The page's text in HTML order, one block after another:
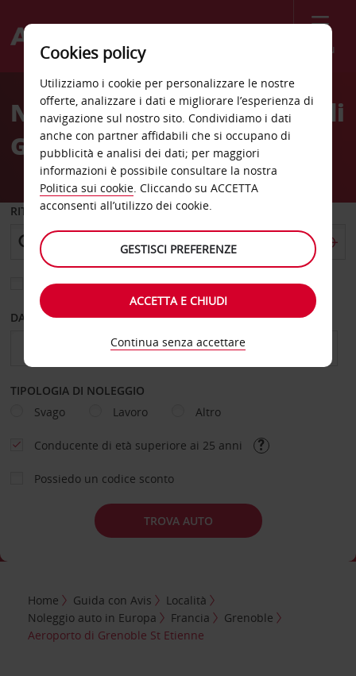
Menù
Welcome
AvisNoleggio auto Aeroporto di
Grenoble St Etienne
RITIRO DA
Scegli una località di riconsegna diversa
DAL GIORNO AL GIORNO
TIPOLOGIA DI NOLEGGIO
Svago
Lavoro Altro
Conducente di età superiore ai 25 anni
Possiedo un codice sconto
TROVA AUTO
Home Guida con Avis
Località
Noleggio auto in Europa
Francia
Grenoble
Aeroporto di Grenoble St Etienne
Cookies policy
Utilizziamo i cookie per personalizzare le nostre
offerte, analizzare i dati e migliorare l’esperienza di
navigazione sul nostro sito. Condividiamo i dati
anche con partner affidabili che si occupano di
pubblicità e analisi dei dati; per maggiori
informazioni è possibile consultare la nostra
Politica sui cookie. Cliccando su ACCETTA
acconsenti all’utilizzo dei cookie.
GESTISCI PREFERENZE
ACCETTA E CHIUDI
Continua senza accettare